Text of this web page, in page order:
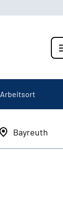
Arbeitsort
Bayreuth